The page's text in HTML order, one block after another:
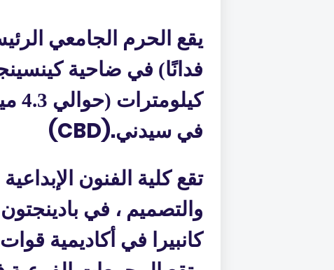
في سيدني(CBD).
تقع كلية الفنون
والتصميم ، في
كانبيرا في أكاديمية